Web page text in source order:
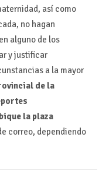
así como
no hagan
alguno de los
y justificar
a la mayor
de la
la plaza
correo, dependiendo